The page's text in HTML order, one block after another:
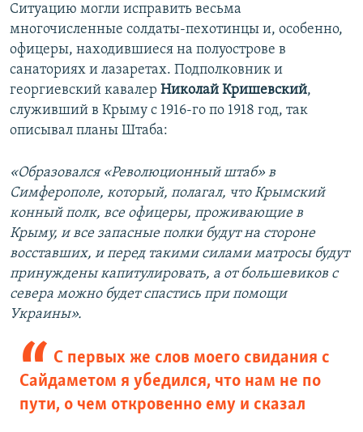
Ситуацию могли исправить весьма
многочисленные солдаты-пехотинцы и, особенно,
офицеры, находившиеся на полуострове в
санаториях и лазаретах. Подполковник и
георгиевский кавалер Николай Кришевский,
служивший в Крыму с 1916-го по 1918 год, так
описывал планы Штаба:
«Образовался «Революционный штаб» в
Симферополе, который, полагал, что Крымский
конный полк, все офицеры, проживающие в
Крыму, и все запасные полки будут на стороне
восставших, и перед такими силами матросы будут
принуждены капитулировать, а от большевиков с
севера можно будет спастись при помощи
Украины».
С первых же слов моего свидания с
Сайдаметом я убедился, что нам не по
пути, о чем откровенно ему и сказал